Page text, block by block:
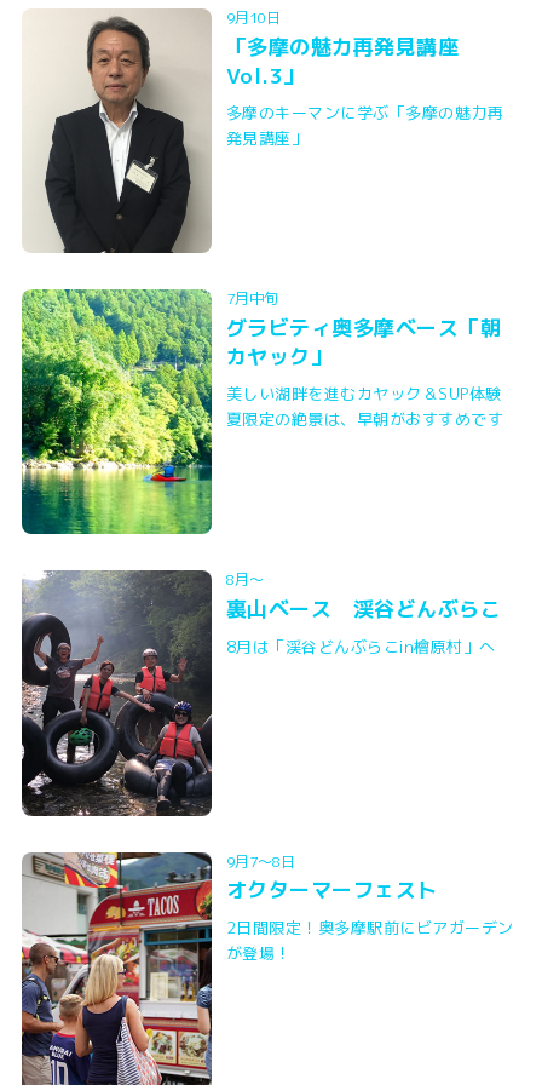
9月10日
「多摩の魅力再発見講座
Vol.3」
多摩のキーマンに学ぶ「多摩の魅力再
発見講座」
7月中旬
グラビティ奥多摩ベース「朝
カヤック」
美しい湖畔を進むカヤック＆SUP体験
夏限定の絶景は、早朝がおすすめです
8月～
裏山ベース 渓谷どんぶらこ
8月は「渓谷どんぶらこin檜原村」へ
9月7～8日
オクターマーフェスト
2日間限定！奥多摩駅前にビアガーデン
が登場！